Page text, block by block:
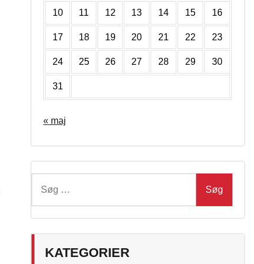
10 11 12 13 14 15 16
17 18 19 20 21 22 23
24 25 26 27 28 29 30
31
« maj
efter:
KATEGORIER